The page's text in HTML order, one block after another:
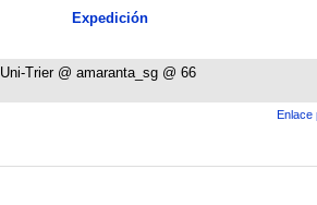
Expedición
Uni-Trier @ amaranta_sg @ 66
Enlace